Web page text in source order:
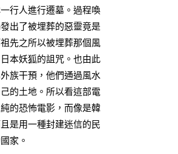
行人進行遷墓。過程喚
出了被埋葬的惡靈竟是
先之所以被埋葬那個風
本妖狐的詛咒。也由此
族干預，他們通過風水
的土地。所以看這部電
的恐怖電影，而像是韓
是用一種封建迷信的民
家。